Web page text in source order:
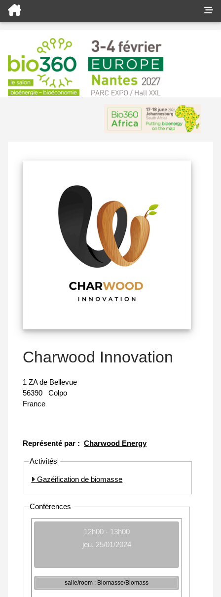
Charwood Innovation
1 ZA de Bellevue
56390
Colpo
France
Représenté par : Charwood Energy
Activités
Gazéification de biomasse
Conférences
12h00 - 13h00
jeu. 25/01/2024
salle/room : Biomasse/Biomass